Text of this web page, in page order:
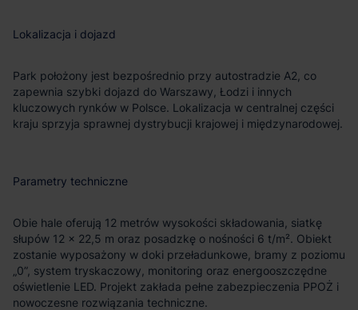
Lokalizacja i dojazd
Park położony jest bezpośrednio przy autostradzie A2, co
zapewnia szybki dojazd do Warszawy, Łodzi i innych
kluczowych rynków w Polsce. Lokalizacja w centralnej części
kraju sprzyja sprawnej dystrybucji krajowej i międzynarodowej.
Parametry techniczne
Obie hale oferują 12 metrów wysokości składowania, siatkę
słupów 12 × 22,5 m oraz posadzkę o nośności 6 t/m². Obiekt
zostanie wyposażony w doki przeładunkowe, bramy z poziomu
„0”, system tryskaczowy, monitoring oraz energooszczędne
oświetlenie LED. Projekt zakłada pełne zabezpieczenia PPOŻ i
nowoczesne rozwiązania techniczne.